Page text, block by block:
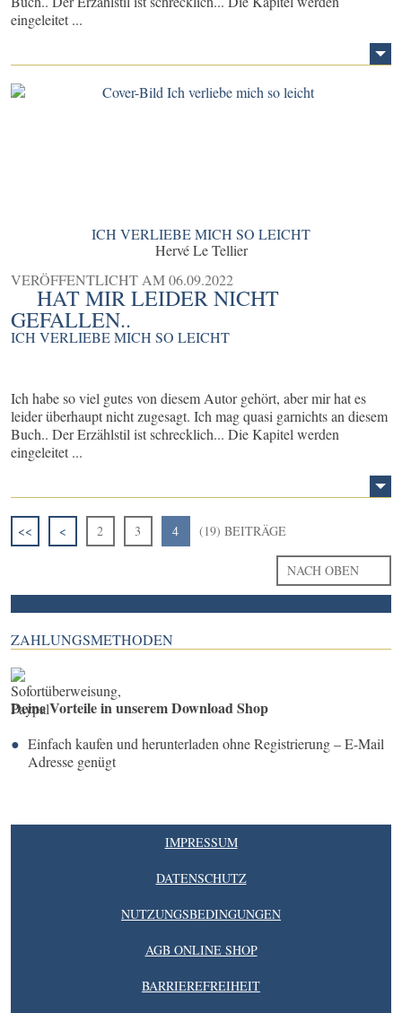
eingeleitet ...
ICH VERLIEBE MICH SO LEICHT
Hervé Le Tellier
VERÖFFENTLICHT AM06.09.2022
HAT MIR LEIDER NICHT
GEFALLEN..
ICH VERLIEBE MICH SO LEICHT
Ich habe so viel gutes von diesem Autor gehört, aber mir hat es
leider überhaupt nicht zugesagt. Ich mag quasi garnichts an diesem
Buch.. Der Erzählstil ist schrecklich... Die Kapitel werden
eingeleitet ...
<< < 2 3 4 (19) BEITRÄGE
NACH OBEN
ZAHLUNGSMETHODEN
Deine Vorteile in unserem Download Shop
Einfach kaufen und herunterladen ohne Registrierung – E-Mail
Adresse genügt
IMPRESSUM
DATENSCHUTZ
NUTZUNGSBEDINGUNGEN
AGB ONLINE SHOP
BARRIEREFREIHEIT